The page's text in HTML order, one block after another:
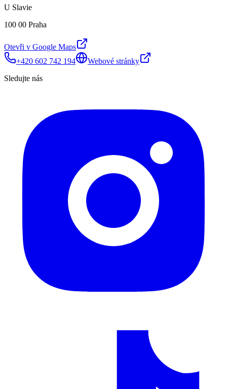
U Slavie
100 00 Praha
Otevři v Google Maps
+420 602 742 194
Webové stránky
Sledujte nás